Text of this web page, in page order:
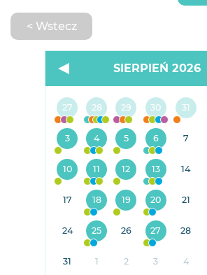
< Wstecz
SIERPIEŃ 2026
27 28 29 30 31
3 4 5 6 7
10 11 12 13 14
17 18 19 20 21
24 25 26 27 28
31 1 2 3 4